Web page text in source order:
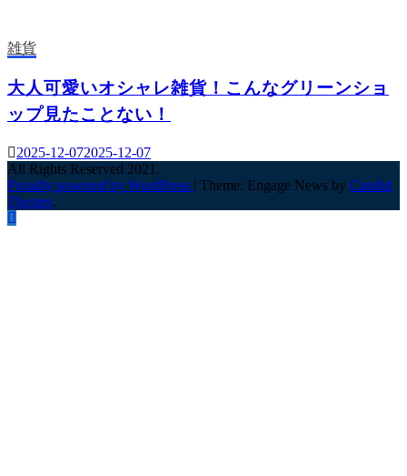
雑貨
大人可愛いオシャレ雑貨！こんなグリーンショ
ップ見たことない！
2025-12-072025-12-07
All Rights Reserved 2021.
Proudly powered by WordPress | Theme: Engage News by Candid
Themes.